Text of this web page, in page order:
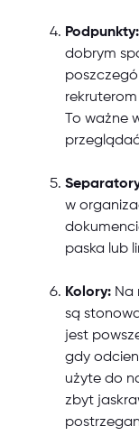
Podpunkty:
dobrym
To ważne
w
paska lub
Kolory: Na
są
jest
gdy
użyte do
zbyt